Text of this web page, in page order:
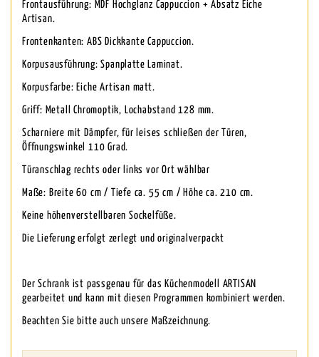
Frontausführung: MDF Hochglanz Cappuccion + Absatz Eiche
Artisan.
Frontenkanten: ABS Dickkante Cappuccion.
Korpusausführung: Spanplatte Laminat.
Korpusfarbe: Eiche Artisan matt.
Griff: Metall Chromoptik, Lochabstand 128 mm.
Scharniere mit Dämpfer, für leises schließen der Türen,
Öffnungswinkel 110 Grad.
Türanschlag rechts oder links vor Ort wählbar
Maße: Breite 60 cm / Tiefe ca. 55 cm / Höhe ca. 210 cm.
Keine höhenverstellbaren Sockelfüße.
Die Lieferung erfolgt zerlegt und originalverpackt
Der Schrank ist passgenau für das Küchenmodell ARTISAN
gearbeitet und kann mit diesen Programmen kombiniert werden.
Beachten Sie bitte auch unsere Maßzeichnung.